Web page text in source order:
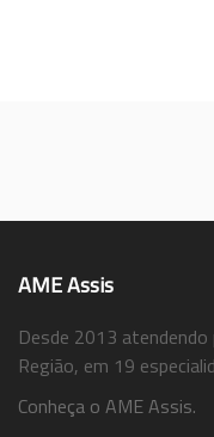
AME Assis
Desde 2013
Região, em 19
Conheça o AME Assis.